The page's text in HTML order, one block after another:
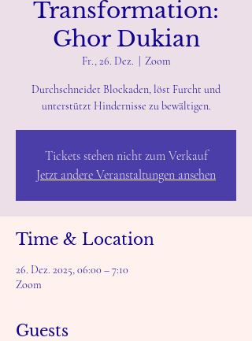
Transformation:
Ghor Dukian
Fr., 26. Dez. Zoom
Durchschneidet Blockaden, löst Furcht und
unterstützt Hindernisse zu bewältigen.
Tickets stehen nicht zum Verkauf
Jetzt andere Veranstaltungen ansehen
Time & Location
26. Dez. 2025, 06:00 – 7:10
Zoom
Guests